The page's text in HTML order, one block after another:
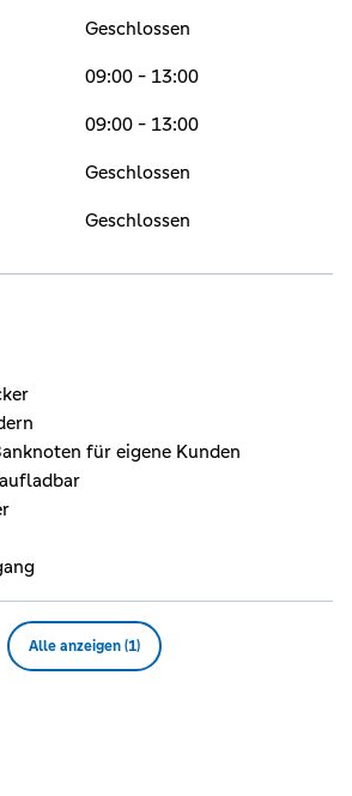
Geschlossen
09:00 - 13:00
09:00 - 13:00
Geschlossen
Geschlossen
für eigene Kunden
Alle anzeigen (1)